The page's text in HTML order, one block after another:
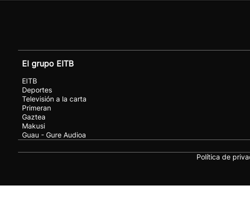
El grupo EITB
EITB
Deportes
Televisión a la carta
Primeran
Gaztea
Makusi
Guau - Gure Audioa
Política de